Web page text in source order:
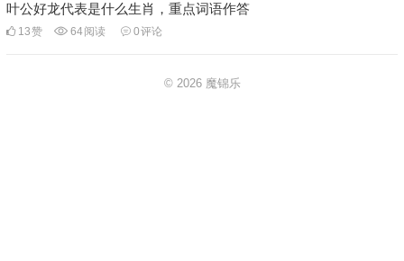
叶公好龙代表是什么生肖，重点词语作答
13赞 64阅读 0评论
© 2026 魔锦乐